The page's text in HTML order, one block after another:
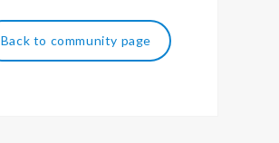
Back to community page